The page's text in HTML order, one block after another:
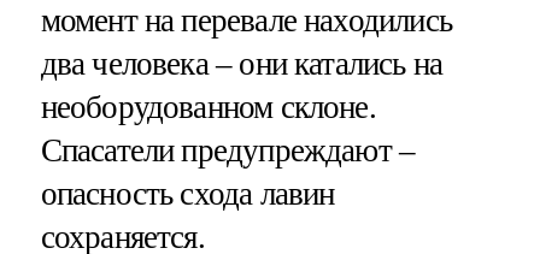
момент на перевале находились
два человека – они катались на
необорудованном склоне.
Спасатели предупреждают –
опасность схода лавин
сохраняется.